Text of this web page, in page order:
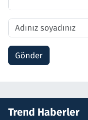
Gönder
Trend Haberler